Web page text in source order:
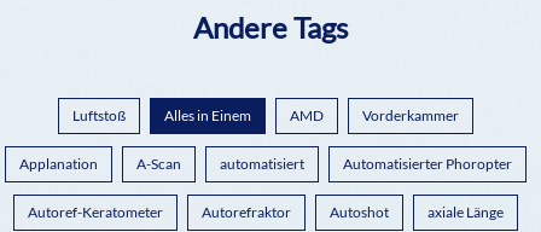
Andere Tags
Luftstoß Alles in Einem AMD Vorderkammer
Applanation A-Scan automatisiert Automatisierter Phoropter
Autoref-Keratometer Autorefraktor Autoshot axiale Länge